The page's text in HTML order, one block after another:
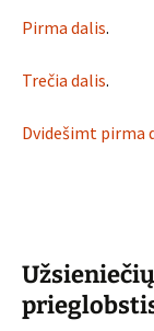
Pirma dalis.
Trečia dalis.
Dvidešimt pirma